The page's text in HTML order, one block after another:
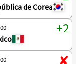
de Corea